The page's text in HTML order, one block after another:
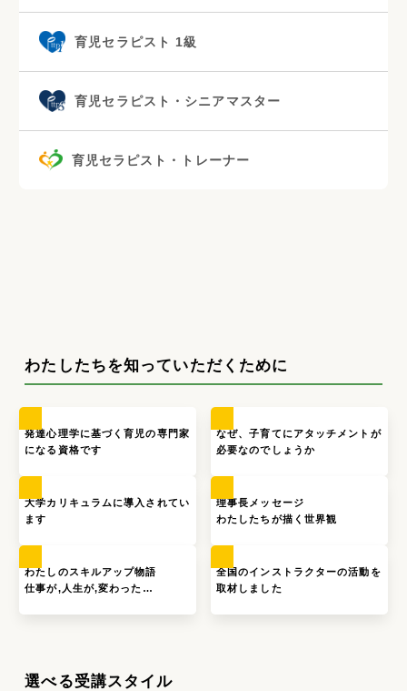
育児セラピスト 1級
育児セラピスト・シニアマスター
育児セラピスト・トレーナー
わたしたちを知っていただくために
発達心理学に基づく育児の専門家
になる資格です
なぜ、子育てにアタッチメントが
必要なのでしょうか
大学カリキュラムに導入されてい
ます
理事長メッセージ
わたしたちが描く世界観
わたしのスキルアップ物語
仕事が,人生が,変わった…
全国のインストラクターの活動を
取材しました
選べる受講スタイル